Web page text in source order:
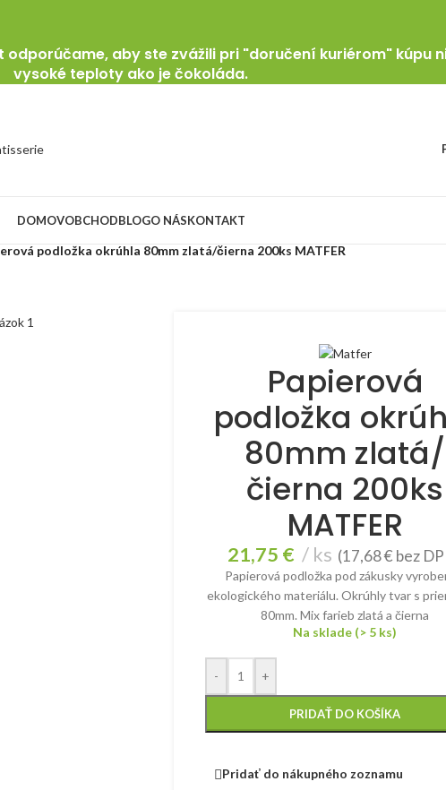
aby ste zvážili pri "doručení kuriérom" kúpu
vysoké teploty ako je čokoláda.
DOMOVOBCHODBLOGO NÁSKONTAKT
podložka okrúhla 80mm zlatá/čierna 200ks MATFER
Papierová
podložka
80mm zlatá/
čierna 200ks
MATFER
21,75 € ks (17,68€ bez
Papierová podložka pod zákusky
ekologického materiálu. Okrúhly tvar s
80mm. Mix farieb zlatá a čierna
Na sklade (> 5 ks)
- +
PRIDAŤ DO KOŠÍKA
Pridať do nákupného zoznamu